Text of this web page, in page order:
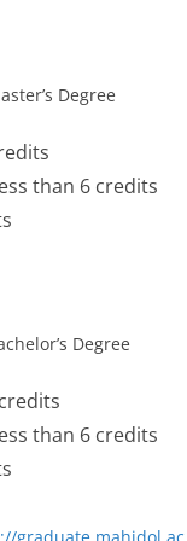
Degree
than 6 credits
Degree
than 6 credits